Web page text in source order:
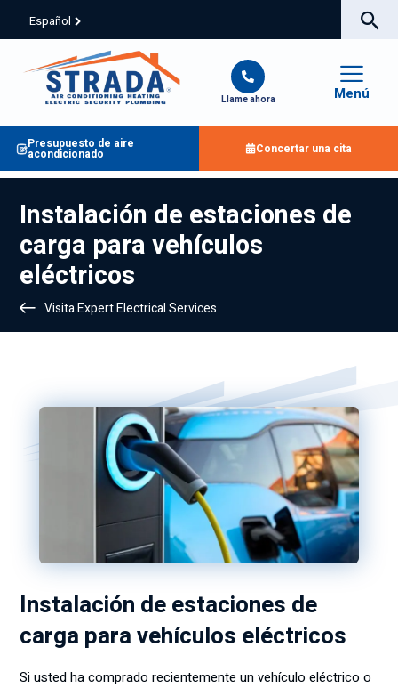
Español
Llame ahora Menú
Presupuesto de aire
acondicionado Concertar una cita
Instalación de estaciones de
carga para vehículos
eléctricos
Visita Expert Electrical Services
Instalación de estaciones de
carga para vehículos eléctricos
Si usted ha comprado recientemente un vehículo eléctrico o